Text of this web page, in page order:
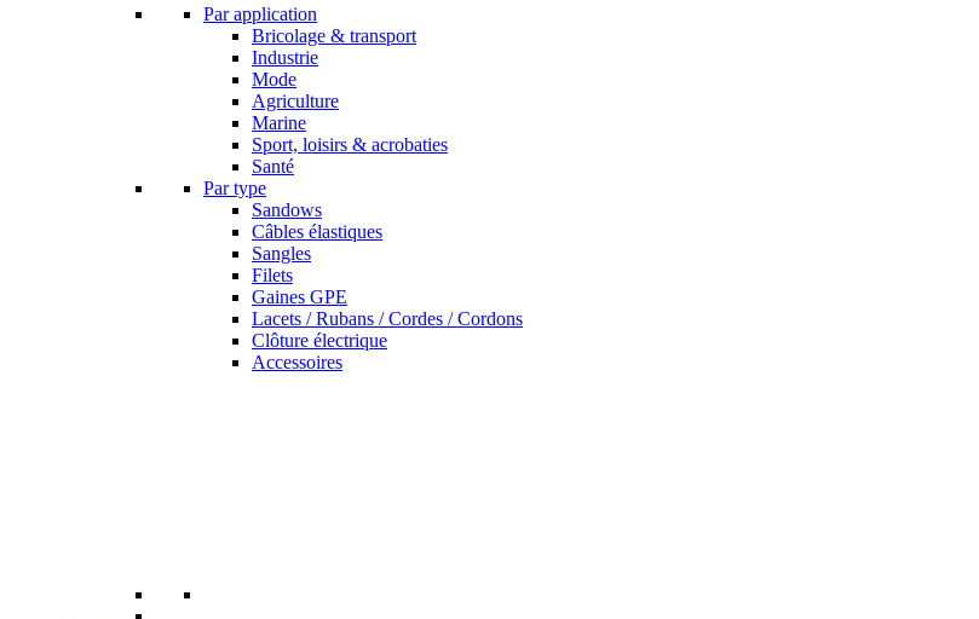
Par application
Bricolage & transport
Industrie
Mode
Agriculture
Marine
Sport, loisirs & acrobaties
Santé
Par type
Sandows
Câbles élastiques
Sangles
Filets
Gaines GPE
Lacets / Rubans / Cordes / Cordons
Clôture électrique
Accessoires